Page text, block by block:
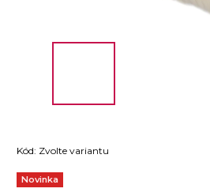
Kód: Zvolte variantu
Novinka